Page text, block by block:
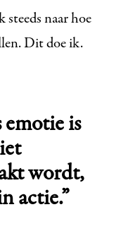
steeds naar hoe
Dit doe ik.
is
wordt,
actie.”